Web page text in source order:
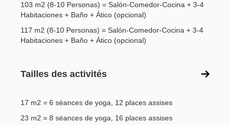
103 m2 (8-10 Personas) = Salón-Comedor-Cocina + 3-4
Habitaciones + Baño + Ático (opcional)
117 m2 (8-10 Personas) = Salón-Comedor-Cocina + 3-4
Habitaciones + Baño + Ático (opcional)
Tailles des activités
17 m2 = 6 séances de yoga, 12 places assises
23 m2 = 8 séances de yoga, 16 places assises